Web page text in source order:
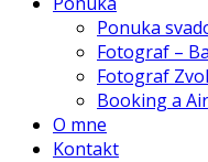
Ponuka
Fotograf –
Fotograf
Booking a
O mne
Kontakt